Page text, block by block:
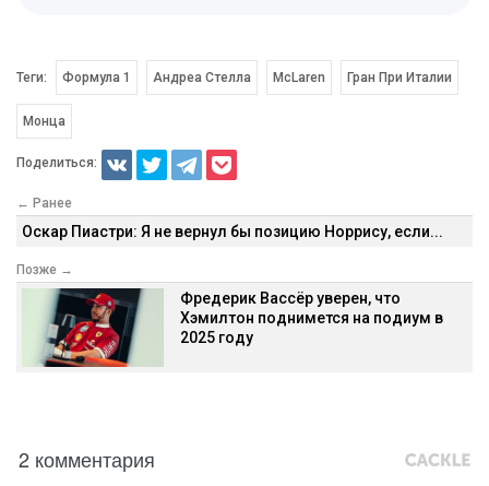
Теги: Формула 1 Андреа Стелла McLaren Гран При Италии
Монца
Поделиться:
← Ранее
Оскар Пиастри: Я не вернул бы позицию Норрису, если...
Позже →
Фредерик Вассёр уверен, что
Хэмилтон поднимется на подиум в
2025 году
2 комментария